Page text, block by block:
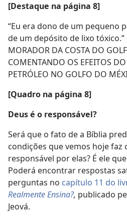
[Destaque na página 8]
“Eu era dono de um pequeno
de um depósito de lixo tóxico.”
MORADOR DA COSTA DO
COMENTANDO OS EFEITOS
PETRÓLEO NO GOLFO DO
[Quadro na página 8]
Deus é o responsável?
Será que o fato de a Bíblia
condições que vemos hoje faz
responsável por elas? É ele
Poderá encontrar respostas
perguntas no capítulo 11 do
Realmente Ensina?, publicado
Jeová.